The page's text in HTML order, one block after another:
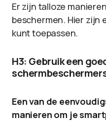
Er zijn talloze
beschermen. Hier zijn
kunt toepassen.
H3: Gebruik een
Een van de
manieren om je